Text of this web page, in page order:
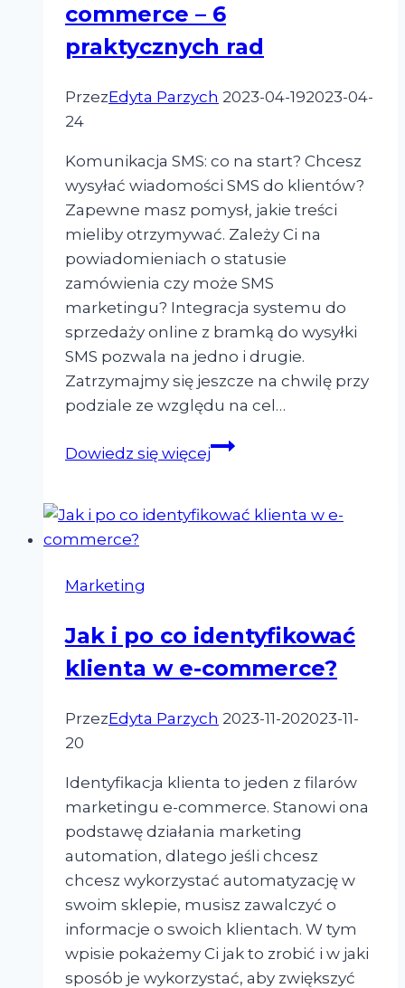
commerce – 6
praktycznych rad
PrzezEdyta Parzych 2023-04-192023-04-
24
Komunikacja SMS: co na start? Chcesz
wysyłać wiadomości SMS do klientów?
Zapewne masz pomysł, jakie treści
mieliby otrzymywać. Zależy Ci na
powiadomieniach o statusie
zamówienia czy może SMS
marketingu? Integracja systemu do
sprzedaży online z bramką do wysyłki
SMS pozwala na jedno i drugie.
Zatrzymajmy się jeszcze na chwilę przy
podziale ze względu na cel…
Dowiedz się więcejKomunikacja
e-
rad
Marketing
Jak i po co identyfikować
klienta w e-commerce?
PrzezEdyta Parzych 2023-11-202023-11-
20
Identyfikacja klienta to jeden z filarów
marketingu e-commerce. Stanowi ona
podstawę działania marketing
automation, dlatego jeśli chcesz
chcesz wykorzystać automatyzację w
swoim sklepie, musisz zawalczyć o
informacje o swoich klientach. W tym
wpisie pokażemy Ci jak to zrobić i w jaki
sposób je wykorzystać, aby zwiększyć